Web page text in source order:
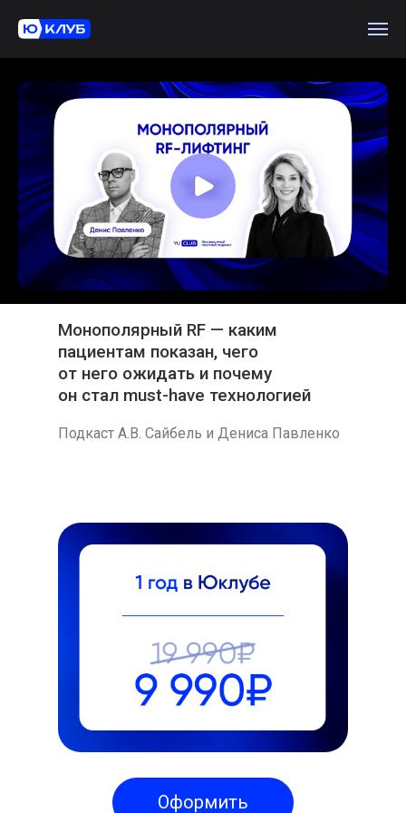
Монополярный RF — каким
пациентам показан, чего
от него ожидать и почему
он стал must-have технологией
Подкаст А.В. Сайбель и Дениса Павленко
Оформить